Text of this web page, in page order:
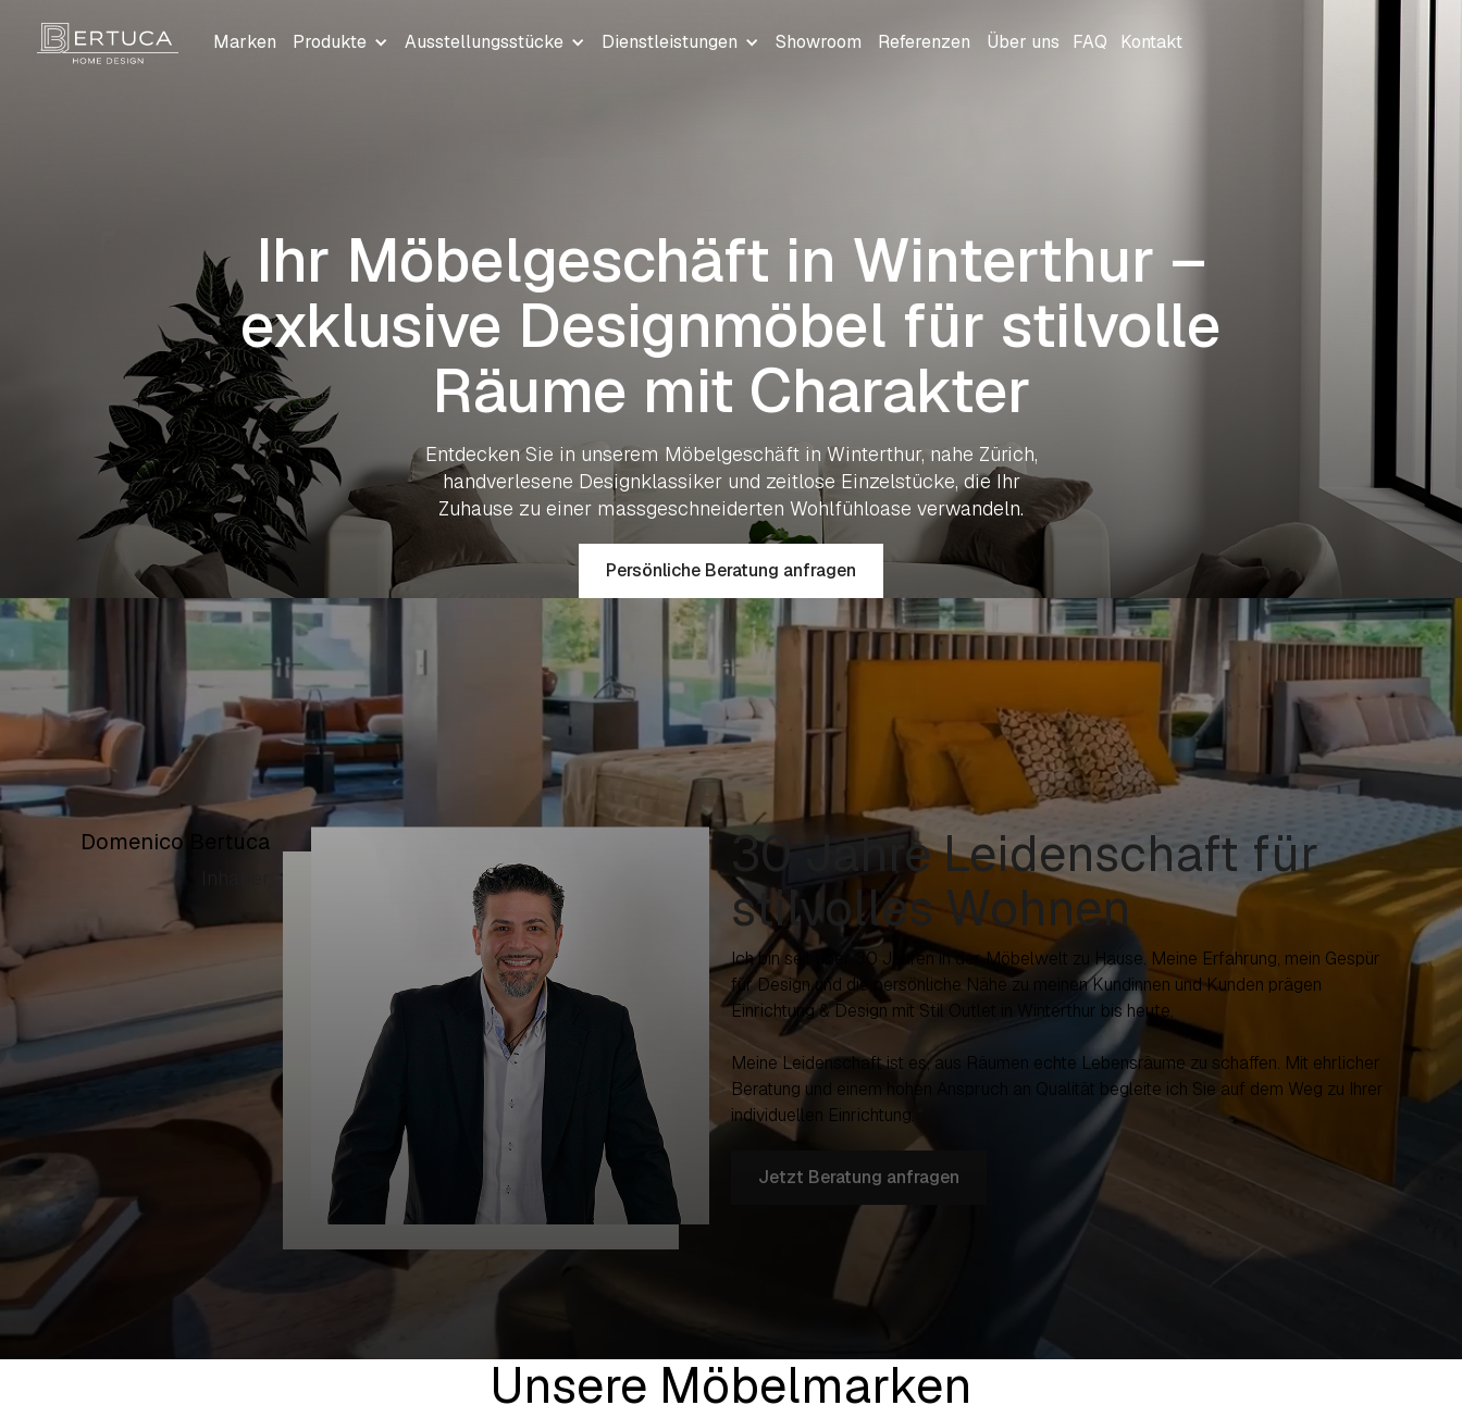
Marken Produkte Ausstellungsstücke Dienstleistungen Showroom Referenzen Über uns FAQ Kontakt
Ihr Möbelgeschäft in Winterthur –
exklusive Designmöbel für stilvolle
Räume mit Charakter
Entdecken Sie in unserem Möbelgeschäft in Winterthur, nahe Zürich,
handverlesene Designklassiker und zeitlose Einzelstücke, die Ihr
Zuhause zu einer massgeschneiderten Wohlfühloase verwandeln.
Persönliche Beratung anfragen
Domenico Bertuca
30 Jahre Leidenschaft für
stilvolles Wohnen
Ich bin seit über 30 Jahren in der Möbelwelt zu Hause. Meine Erfahrung, mein Gespür
für Design und die persönliche Nähe zu meinen Kundinnen und Kunden prägen
Einrichtung & Design mit Stil Outlet in Winterthur bis heute.
Meine Leidenschaft ist es, aus Räumen echte Lebensräume zu schaffen. Mit ehrlicher
Beratung und einem hohen Anspruch an Qualität begleite ich Sie auf dem Weg zu Ihrer
individuellen Einrichtung.
Jetzt Beratung anfragen
Unsere Möbelmarken